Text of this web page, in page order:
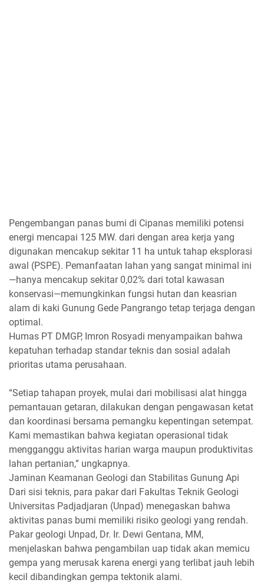
Pengembangan panas bumi di Cipanas memiliki potensi
energi mencapai 125 MW. dari dengan area kerja yang
digunakan mencakup sekitar 11 ha untuk tahap eksplorasi
awal (PSPE). Pemanfaatan lahan yang sangat minimal ini
—hanya mencakup sekitar 0,02% dari total kawasan
konservasi—memungkinkan fungsi hutan dan keasrian
alam di kaki Gunung Gede Pangrango tetap terjaga dengan
optimal.
Humas PT DMGP, Imron Rosyadi menyampaikan bahwa
kepatuhan terhadap standar teknis dan sosial adalah
prioritas utama perusahaan.
“Setiap tahapan proyek, mulai dari mobilisasi alat hingga
pemantauan getaran, dilakukan dengan pengawasan ketat
dan koordinasi bersama pemangku kepentingan setempat.
Kami memastikan bahwa kegiatan operasional tidak
mengganggu aktivitas harian warga maupun produktivitas
lahan pertanian,” ungkapnya.
Jaminan Keamanan Geologi dan Stabilitas Gunung Api
Dari sisi teknis, para pakar dari Fakultas Teknik Geologi
Universitas Padjadjaran (Unpad) menegaskan bahwa
aktivitas panas bumi memiliki risiko geologi yang rendah.
Pakar geologi Unpad, Dr. Ir. Dewi Gentana, MM,
menjelaskan bahwa pengambilan uap tidak akan memicu
gempa yang merusak karena energi yang terlibat jauh lebih
kecil dibandingkan gempa tektonik alami.